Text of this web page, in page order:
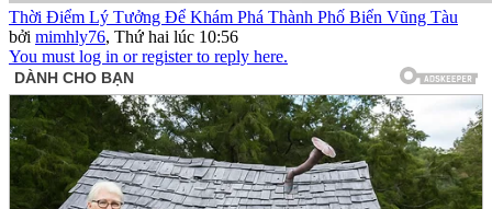
Thời Điểm Lý Tưởng Để Khám Phá Thành Phố Biển Vũng Tàu
bởi mimhly76, Thứ hai lúc 10:56
You must log in or register to reply here.